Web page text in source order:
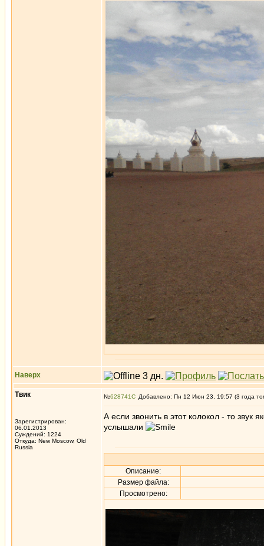
Наверх
Твик
Зарегистрирован:
06.01.2013
Суждений: 1224
Откуда: New Moscow, Old
Russia
№628741 Добавлено: Пн 12 Июн 23, 19:57 (3 года
А если звонить в этот колокол - то
услышали
Описание:
Размер файла:
Просмотрено: